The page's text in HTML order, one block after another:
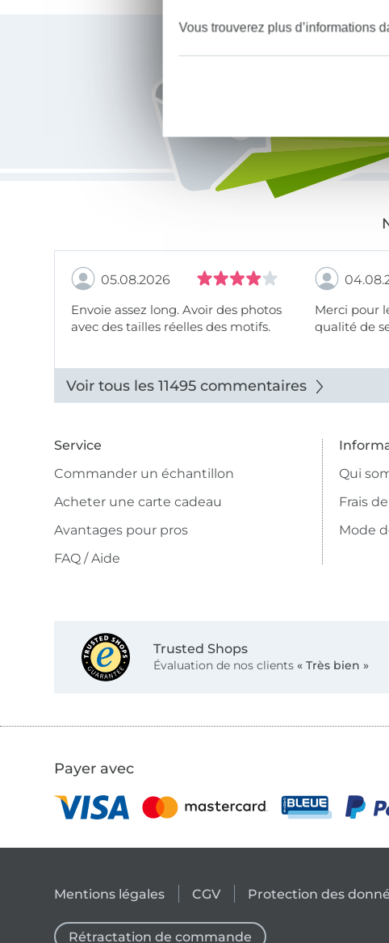
Vous êtes abonné à la newsletter de Tissus Hemmers.
05.08.2026
Envoie assez long. Avoir des photos
avec des tailles réelles des motifs.
Merci pour le choix, la
qualité de
Voir tous les 11495 commentaires
Service
Commander un échantillon
Acheter une carte cadeau
Avantages pour pros
FAQ / Aide
Qui
Frais
Mode
Trusted Shops
Évaluation de nos clients « Très bien »
Payer avec
Mentions légales CGV Protection des
Rétractation de commande
Vous trouverez plus d’informations